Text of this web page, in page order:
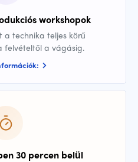
workshopok
a technika teljes körű
felvételtől a vágásig.
30 percen belül